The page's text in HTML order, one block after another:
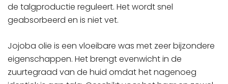
de talgproductie reguleert. Het wordt snel
geabsorbeerd en is niet vet.
Jojoba olie is een vloeibare was met zeer bijzondere
eigenschappen. Het brengt evenwicht in de
zuurtegraad van de huid omdat het nagenoeg